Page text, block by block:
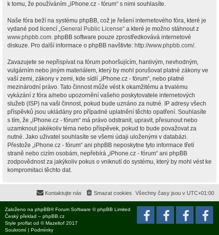
k tomu, že používáním „iPhone.cz - fórum“ s nimi souhlasíte.
Naše fóra beží na systému phpBB, což je řešení internetového fóra, které je
vydané pod licencí „General Public License“ a které je možno stáhnout z
www.phpbb.com. phpBB software pouze zprostředkovává internetové
diskuze. Pro další informace o phpBB navštivte: http://www.phpbb.com/.
Zavazujete se nepřispívat na fórum pohoršujícím, hanlivým, nevhodným,
vulgárním nebo jiným materiálem, který by mohl porušovat platné zákony ve
vaší zemi, zákony v zemi, kde sídlí „iPhone.cz - fórum“, nebo platné
mezinárodní právo. Tato činnost může vést k okamžitému a trvalému
vykázání z fóra a/nebo upozornění vašeho poskytovatele internetových
služeb (ISP) na vaši činnost, pokud bude uznáno za nutné. IP adresy všech
příspěvků jsou ukládány pro případné uplatnění těchto opatření. Souhlasíte
s tím, že „iPhone.cz - fórum“ má právo odstranit, upravit, přesunout nebo
uzamknout jakékoliv téma nebo příspěvek, pokud to bude považovat za
nutné. Jako uživatel souhlasíte se všemi údaji uloženými v databázi.
Přestože „iPhone.cz - fórum“ ani phpBB neposkytne tyto informace třetí
straně nebo cizím osobám, nepřebírá „iPhone.cz - fórum“ ani phpBB
zodpovědnost za jakýkoliv pokus o vniknutí do systému, který by mohl vést ke
kompromitaci těchto dat.
Všechny časy jsou v UTC+01:00
Smazat cookies
Kontaktujte nás
Založeno na phpBB® Forum Software © phpBB Limited
Český překlad – phpBB.cz
Style proflat od ©Mazeltof 2017
Soukromí | Podmínky